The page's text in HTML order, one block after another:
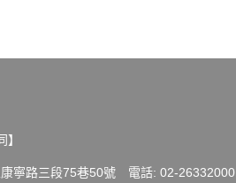
】
寧路三段75巷50號 電話: 02-26332000